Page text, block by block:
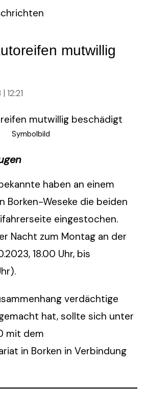
mutwillig
12:21
Symbolbild
haben an einem
Borken-Weseke die beiden
eingestochen.
Nacht zum Montag an der
18.00 Uhr, bis
verdächtige
hat, sollte sich unter
mit dem
in Borken in Verbindung